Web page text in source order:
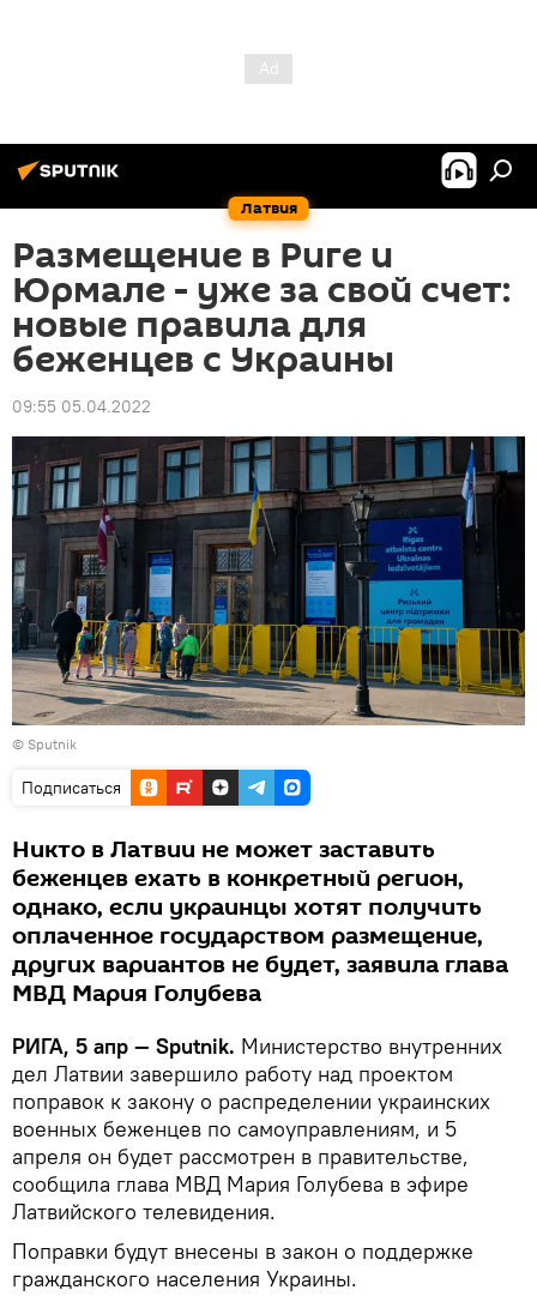
Латвия
Размещение в Риге и
Юрмале - уже за свой счет:
новые правила для
беженцев с Украины
09:55 05.04.2022
© Sputnik
Подписаться
Никто в Латвии не может заставить
беженцев ехать в конкретный регион,
однако, если украинцы хотят получить
оплаченное государством размещение,
других вариантов не будет, заявила глава
МВД Мария Голубева
РИГА, 5 апр — Sputnik. Министерство внутренних
дел Латвии завершило работу над проектом
поправок к закону о распределении украинских
военных беженцев по самоуправлениям, и 5
апреля он будет рассмотрен в правительстве,
сообщила глава МВД Мария Голубева в эфире
Латвийского телевидения.
Поправки будут внесены в закон о поддержке
гражданского населения Украины.